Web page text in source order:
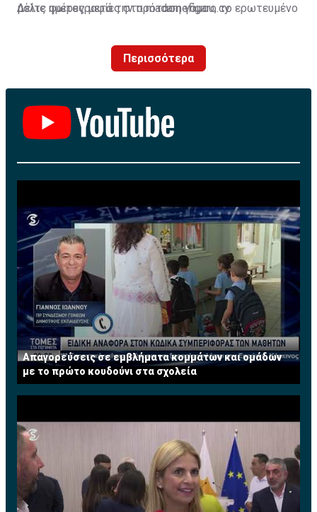
μόλις ημέρες μετά την πρόταση γάμου, το ερωτευμένο
κόσμο για να ζήσει μοναδικές εμπειρίες.
Δείτε φωτογραφίες στο madamefigaro.cy
Περισσότερα
Απαγορεύσεις σε εμβλήματα κομμάτων και ομάδων
με το πρώτο κουδούνι στα σχολεία